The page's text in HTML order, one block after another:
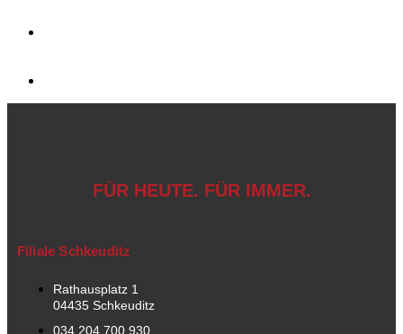
FÜR HEUTE. FÜR IMMER.
Filiale Schkeuditz
Rathausplatz 1
04435 Schkeuditz
034 204 700 930